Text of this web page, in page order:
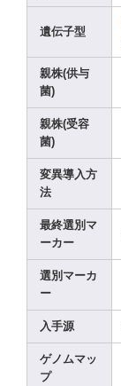
遺伝子型
親株(供与
菌)
親株(受容
菌)
変異導入方
法
最終選別マ
ーカー
選別マーカ
ー
入手源
ゲノムマッ
プ